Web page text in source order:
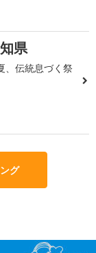
県
、伝統息づく祭
グ